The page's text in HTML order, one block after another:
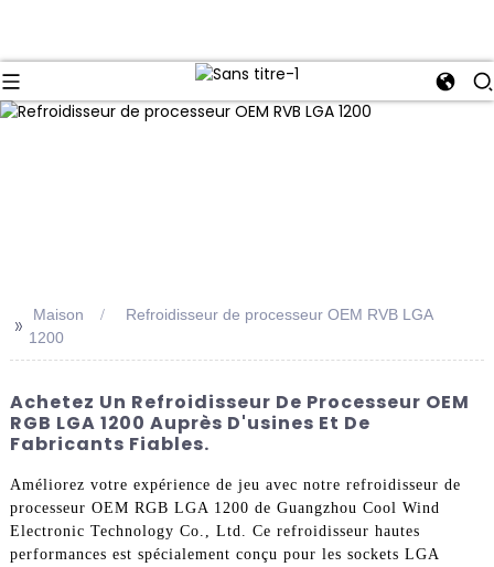
>> Maison
Refroidisseur de processeur OEM RVB LGA
1200
Achetez Un Refroidisseur De Processeur OEM
RGB LGA 1200 Auprès D'usines Et De
Fabricants Fiables.
Améliorez votre expérience de jeu avec notre refroidisseur de
processeur OEM RGB LGA 1200 de Guangzhou Cool Wind
Electronic Technology Co., Ltd. Ce refroidisseur hautes
performances est spécialement conçu pour les sockets LGA